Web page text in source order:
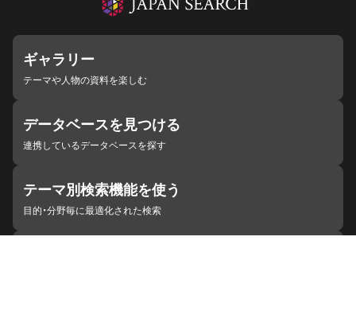
ギャラリー
テーマや人物の資料を楽しむ
データベースを見つける
連携しているデータベースを探す
テーマ別検索機能を使う
目的・分野毎に最適化された検索